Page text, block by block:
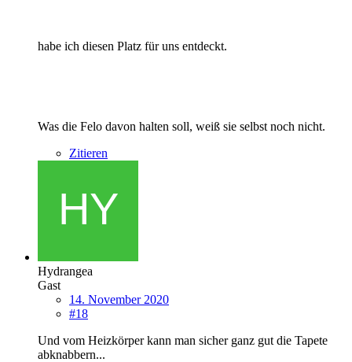
habe ich diesen Platz für uns entdeckt.
Was die Felo davon halten soll, weiß sie selbst noch nicht.
Zitieren
Hydrangea
Gast
14. November 2020
#18
Und vom Heizkörper kann man sicher ganz gut die Tapete
abknabbern...